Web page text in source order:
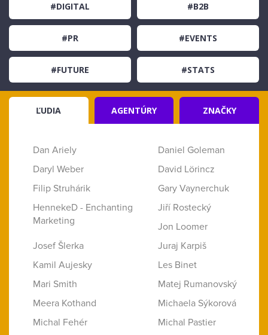
#DIGITAL #B2B
#PR #EVENTS
#FUTURE #STATS
ĽUDIA AGENTÚRY ZNAČKY
Dan Ariely
Daniel Goleman
Daryl Weber
David Lörincz
Filip Struhárik
Gary Vaynerchuk
HennekeD - Enchanting
Marketing
Jiří Rostecký
Jon Loomer
Josef Šlerka
Juraj Karpiš
Kamil Aujesky
Les Binet
Mari Smith
Matej Rumanovský
Meera Kothand
Michaela Sýkorová
Michal Fehér
Michal Pastier